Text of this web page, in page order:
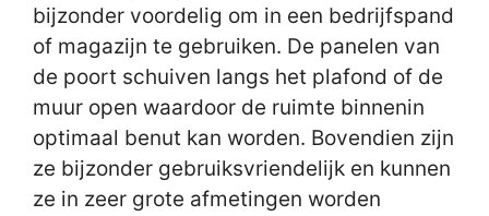
bijzonder voordelig om in een bedrijfspand
of magazijn te gebruiken. De panelen van
de poort schuiven langs het plafond of de
muur open waardoor de ruimte binnenin
optimaal benut kan worden. Bovendien zijn
ze bijzonder gebruiksvriendelijk en kunnen
ze in zeer grote afmetingen worden